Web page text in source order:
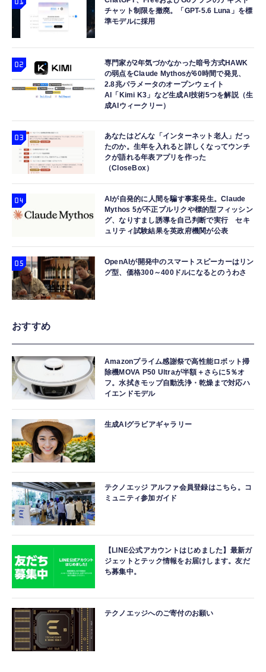
チャット制限を撤廃。「GPT-5.6 Luna」を標
準モデルに採用
専門家が2年気づかなかった暗号方式HAWK
の弱点をClaude Mythosが60時間で発見、
2.8兆パラメータのオープンウェイト
AI「Kimi K3」など生成AI技術5つを解説（生
成AIウィークリー）
あなたはどんな「インターネット老人」だっ
たのか。生年を入れると詳しくなってウンチ
クが語れる年表アプリを作った
（CloseBox）
AIが自発的に人間を騙す事案発生。Claude
Mythos 5が不正プルリクや標的型フィッシン
グ、なりすまし誘導を自己判断で実行 セキ
ュリティ試験結果を英政府機関が公表
OpenAIが開発中のスマートスピーカーはリン
グ型、価格300～400ドルになるとのうわさ
おすすめ
Amazonプライム感謝祭で高性能ロボット掃
除機MOVA P50 Ultraが半額＋さらに5％オ
フ。水拭きモップ自動洗浄・乾燥まで対応ハ
イエンドモデル
生成AIグラビアギャラリー
テクノエッジ アルファ会員登録はこちら。コ
ミュニティ参加ガイド
【LINE公式アカウントはじめました】最新ガ
ジェットとテック情報をお届けします。友だ
ち募集中。
テクノエッジへのご寄付のお願い